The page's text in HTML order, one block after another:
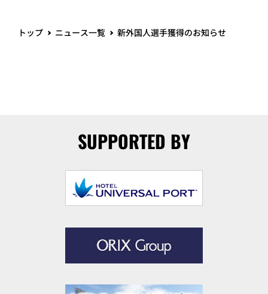
トップ ニュース一覧 新外国人選手獲得のお知らせ
SUPPORTED BY